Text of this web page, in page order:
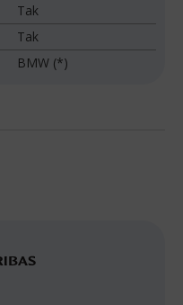
Tak
Tak
BMW (*)